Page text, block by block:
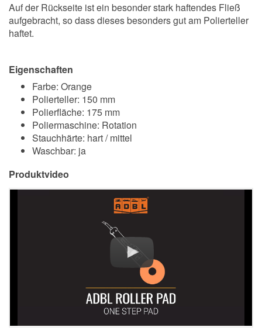
Auf der Rückseite ist ein besonder stark haftendes Fließ
aufgebracht, so dass dieses besonders gut am Polierteller
haftet.
Eigenschaften
Farbe: Orange
Polierteller: 150 mm
Polierfläche: 175 mm
Poliermaschine: Rotation
Stauchhärte: hart / mittel
Waschbar: ja
Produktvideo